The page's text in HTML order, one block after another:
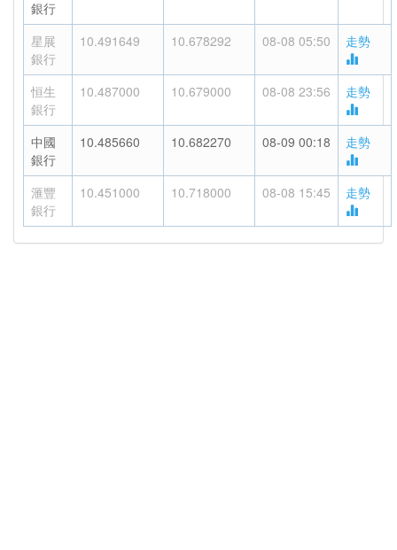
銀行
星展
銀行
10.491649 10.678292 08-08 05:50 走勢
恒生
銀行
10.487000 10.679000 08-08 23:56 走勢
中國
銀行
10.485660 10.682270 08-09 00:18 走勢
滙豐
銀行
10.451000 10.718000 08-08 15:45 走勢